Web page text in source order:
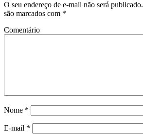
O seu endereço de e-mail não será publicado.
são marcados com *
Comentário
Nome *
E-mail *